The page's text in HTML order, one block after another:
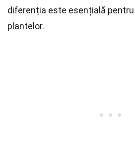
diferenția este esențială
plantelor.